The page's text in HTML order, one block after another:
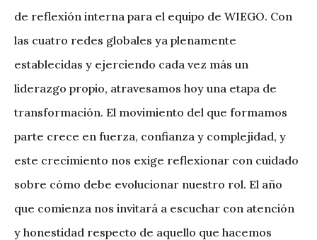
de reflexión interna para el equipo de WIEGO. Con
las cuatro redes globales ya plenamente
establecidas y ejerciendo cada vez más un
liderazgo propio, atravesamos hoy una etapa de
transformación. El movimiento del que formamos
parte crece en fuerza, confianza y complejidad, y
este crecimiento nos exige reflexionar con cuidado
sobre cómo debe evolucionar nuestro rol. El año
que comienza nos invitará a escuchar con atención
y honestidad respecto de aquello que hacemos